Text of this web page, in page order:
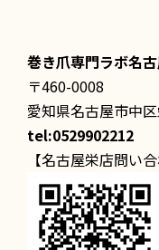
巻き爪専門ラボ名
〒460-0008
愛知県名古屋市中
tel:0529902212
【名古屋栄店問い